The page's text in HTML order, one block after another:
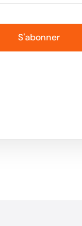
S'abonner